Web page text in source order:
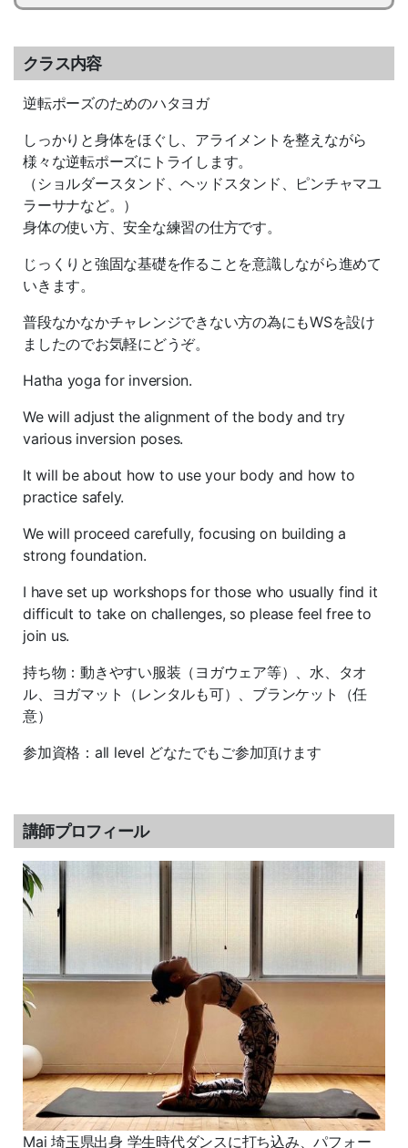
クラス内容
逆転ポーズのためのハタヨガ
しっかりと身体をほぐし、アライメントを整えながら
様々な逆転ポーズにトライします。
（ショルダースタンド、ヘッドスタンド、ピンチャマユ
ラーサナなど。）
身体の使い方、安全な練習の仕方です。
じっくりと強固な基礎を作ることを意識しながら進めて
いきます。
普段なかなかチャレンジできない方の為にもWSを設け
ましたのでお気軽にどうぞ。
Hatha yoga for inversion.
We will adjust the alignment of the body and try
various inversion poses.
It will be about how to use your body and how to
practice safely.
We will proceed carefully, focusing on building a
strong foundation.
I have set up workshops for those who usually find it
difficult to take on challenges, so please feel free to
join us.
持ち物：動きやすい服装（ヨガウェア等）、水、タオ
ル、ヨガマット（レンタルも可）、ブランケット（任
意）
参加資格：all level どなたでもご参加頂けます
講師プロフィール
Mai 埼玉県出身 学生時代ダンスに打ち込み、パフォー